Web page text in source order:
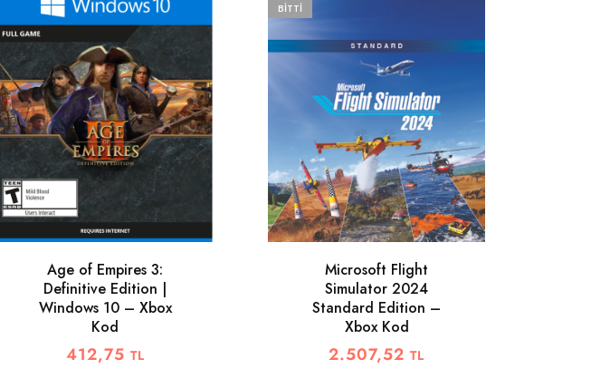
Age of Empires 3:
Definitive Edition |
Windows 10 – Xbox
Kod
412,75 TL
BITTI
Microsoft Flight
Simulator 2024
Standard Edition –
Xbox Kod
2.507,52 TL